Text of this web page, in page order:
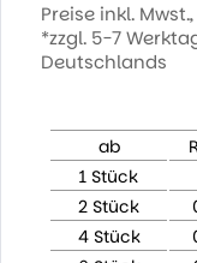
Preise inkl.
*zzgl. 5-7
Deutschlands
ab
1 Stück
2 Stück
4 Stück